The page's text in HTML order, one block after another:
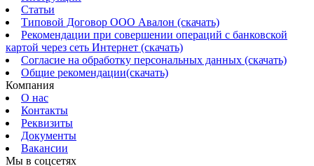
Статьи
Типовой Договор ООО Авалон (скачать)
Рекомендации при совершении операций с банковской
картой через сеть Интернет (скачать)
Согласие на обработку персональных данных (скачать)
Общие рекомендации(скачать)
Компания
О нас
Контакты
Реквизиты
Документы
Вакансии
Мы в соцсетях